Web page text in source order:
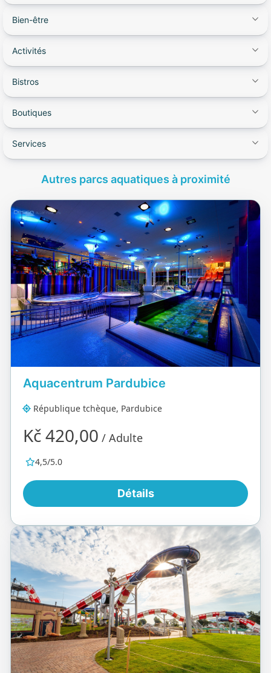
Bien-être
Activités
Bistros
Boutiques
Services
Autres parcs aquatiques à proximité
Aquacentrum Pardubice
République tchèque, Pardubice
Kč 420,00 / Adulte
4,5/5.0
Détails